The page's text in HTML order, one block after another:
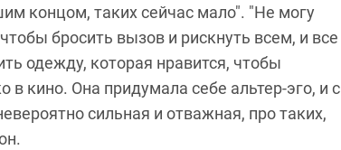
концом, таких сейчас мало". "Не могу
бросить вызов и рискнуть всем, и все
одежду, которая нравится, чтобы
в кино. Она придумала себе альтер-эго, и с
сильная и отважная, про таких,